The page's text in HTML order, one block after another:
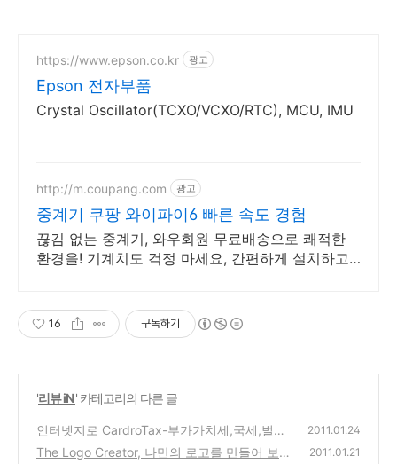
https://www.epson.co.kr 광고
Epson 전자부품
Crystal Oscillator(TCXO/VCXO/RTC), MCU, IMU
http://m.coupang.com 광고
중계기 쿠팡 와이파이6 빠른 속도 경험
끊김 없는 중계기, 와우회원 무료배송으로 쾌적한
환경을! 기계치도 걱정 마세요, 간편하게 설치하고
16 구독하기
'리뷰 iN' 카테고리의 다른 글
인터넷지로 CardroTax-부가가치세,국세,벌금,
세금을 카드로 납부하는 방법의 서비스 사용방
2011.01.24
The Logo Creator, 나만의 로고를 만들어 보
2011.01.21